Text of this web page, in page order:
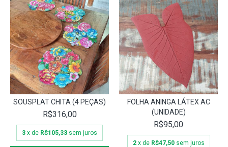
SOUSPLAT CHITA (4 PEÇAS)
R$316,00
3 x de R$105,33 sem juros
FOLHA ANINGA LÁTEX AC
(UNIDADE)
R$95,00
2 x de R$47,50 sem juros